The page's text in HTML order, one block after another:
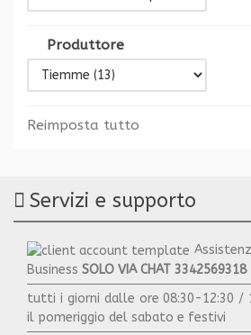
Produttore
Reimposta tutto
Servizi e supporto
Business SOLO VIA CHAT 3342569318
tutti i giorni dalle ore 08:30-12:30 /
il pomeriggio del sabato e festivi